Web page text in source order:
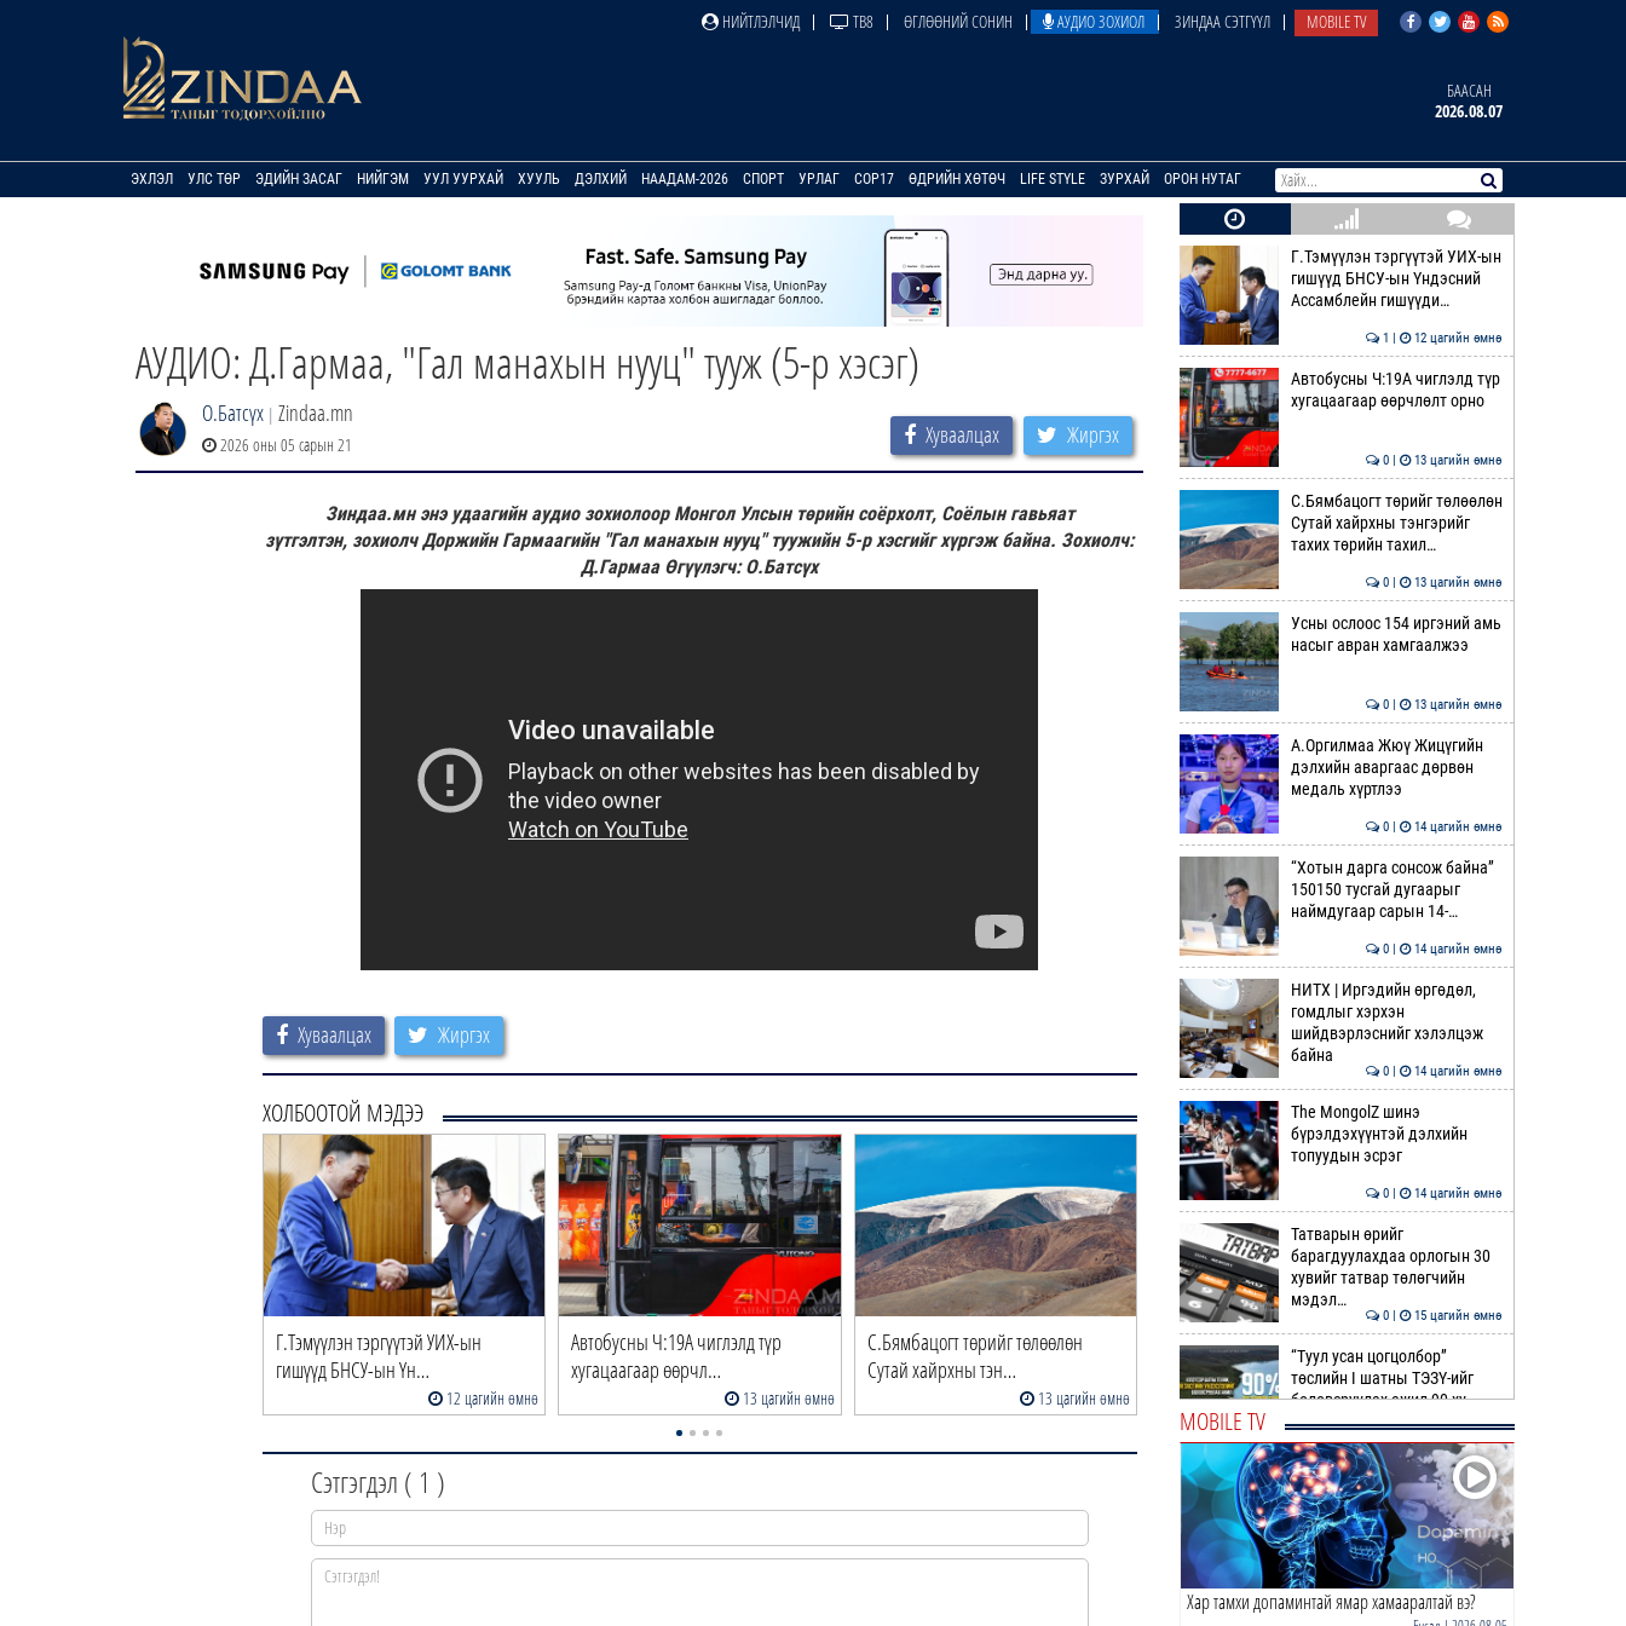
НИЙТЛЭЛЧИД ТВ8 ӨГЛӨӨНИЙ СОНИН АУДИО ЗОХИОЛ ЗИНДАА СЭТГҮҮЛ MOBILE TV
БААСАН
2026.08.07
ЭХЛЭЛ УЛС ТӨР ЭДИЙН ЗАСАГ НИЙГЭМ УУЛ УУРХАЙ ХУУЛЬ ДЭЛХИЙ НААДАМ-2026 СПОРТ УРЛАГ COP17 ӨДРИЙН ХӨТӨЧ LIFE STYLE ЗУРХАЙ ОРОН НУТАГ
АУДИО: Д.Гармаа, "Гал манахын нууц" тууж (5-р хэсэг)
О.Батсүх | Zindaa.mn
2026 оны 05 сарын 21 Хуваалцах Жиргэх
Зиндаа.мн энэ удаагийн аудио зохиолоор Монгол Улсын төрийн соёрхолт, Соёлын гавьяат
зүтгэлтэн, зохиолч Доржийн Гармаагийн "Гал манахын нууц" туужийн 5-р хэсгийг хүргэж байна. Зохиолч:
Д.Гармаа Өгүүлэгч: О.Батсүх
Хуваалцах Жиргэх
ХОЛБООТОЙ МЭДЭЭ
Г.Тэмүүлэн тэргүүтэй УИХ-ын
гишүүд БНСУ-ын Үн…
12 цагийн өмнө
Автобусны Ч:19А чиглэлд түр
хугацаагаар өөрчл…
13 цагийн өмнө
С.Бямбацогт төрийг төлөөлөн
Сутай хайрхны тэн…
13 цагийн өмнө
Усны ослоос 154 иргэний амь
насыг авран хамга…
13 цагийн өмнө
А.Оргилмаа Жюү
дэлхийн аваргаас
Сэтгэгдэл ( 1 )
Г.Тэмүүлэн тэргүүтэй УИХ-ын
гишүүд БНСУ-ын Үндэсний
Ассамблейн гишүүди…
1 | 12 цагийн өмнө
Автобусны Ч:19А чиглэлд түр
хугацаагаар өөрчлөлт орно
0 | 13 цагийн өмнө
С.Бямбацогт төрийг төлөөлөн
Сутай хайрхны тэнгэрийг
тахих төрийн тахил…
0 | 13 цагийн өмнө
Усны ослоос 154 иргэний амь
насыг авран хамгаалжээ
0 | 13 цагийн өмнө
А.Оргилмаа Жюү Жицүгийн
дэлхийн аваргаас дөрвөн
медаль хүртлээ
0 | 14 цагийн өмнө
“Хотын дарга сонсож байна”
150150 тусгай дугаарыг
наймдугаар сарын 14-…
0 | 14 цагийн өмнө
НИТХ | Иргэдийн өргөдөл,
гомдлыг хэрхэн
шийдвэрлэснийг хэлэлцэж
байна
0 | 14 цагийн өмнө
The MongolZ шинэ
бүрэлдэхүүнтэй дэлхийн
топуудын эсрэг
0 | 14 цагийн өмнө
Татварын өрийг
барагдуулахдаа орлогын 30
хувийг татвар төлөгчийн
мэдэл…
0 | 15 цагийн өмнө
“Туул усан цогцолбор”
төслийн I шатны ТЭЗҮ-ийг
боловсруулах ажил 90 ху…
Нийслэлийн иргэдийн
Төлөөлөгчдийн Хурлын
Ээлжит VIII хуралдаан
эхэллээ
0 | 16 цагийн өмнө
ТОО | Гадаад валютын нөөц
MOBILE TV
Хар тамхи допаминтай ямар хамааралтай вэ?